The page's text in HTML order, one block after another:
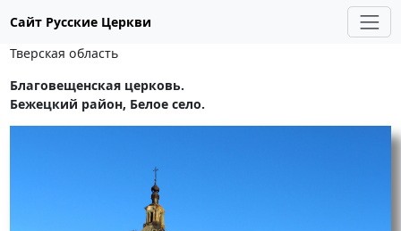
Сайт Русские Церкви
Тверская область
Благовещенская церковь.
Бежецкий район, Белое село.